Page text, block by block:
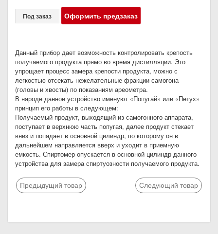
Под заказ Оформить предзаказ
Данный прибор дает возможность контролировать крепость
получаемого продукта прямо во время дистилляции. Это
упрощает процесс замера крепости продукта, можно с
легкостью отсекать нежелательные фракции самогона
(головы и хвосты) по показаниям ареометра.
В народе данное устройство именуют «Попугай» или «Петух»
принцип его работы в следующем:
Получаемый продукт, выходящий из самогонного аппарата,
поступает в верхнюю часть попугая, далее продукт стекает
вниз и попадает в основной цилиндр, по которому он в
дальнейшем направляется вверх и уходит в приемную
емкость. Спиртомер опускается в основной цилиндр данного
устройства для замера спиртуозности получаемого продукта.
Предыдущий товар Следующий товар